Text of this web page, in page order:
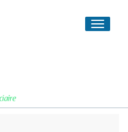
Toggle